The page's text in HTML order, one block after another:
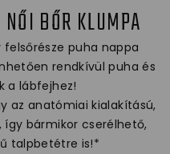
BŐR KLUMPA
puha nappa
rendkívül puha és
a lábfejhez!
az anatómiai kialakítású,
bármikor cserélhető,
talpbetétre is!*